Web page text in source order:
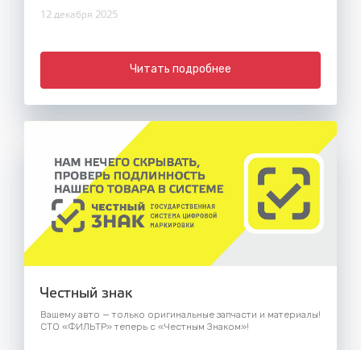
12 декабря 2025
Читать подробнее
Честный знак
Вашему авто — только оригинальные запчасти и материалы!
СТО «ФИЛЬТР» теперь с «Честным Знаком»!